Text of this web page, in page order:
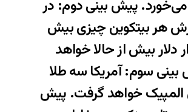
پیش بینی دوم: در
ارزش هر بیتکوین چیزی بیش
هزار دلار بیش از حالا خواهد
سوم: آمریکا سه طلا
المپیک خواهد گرفت. پیش